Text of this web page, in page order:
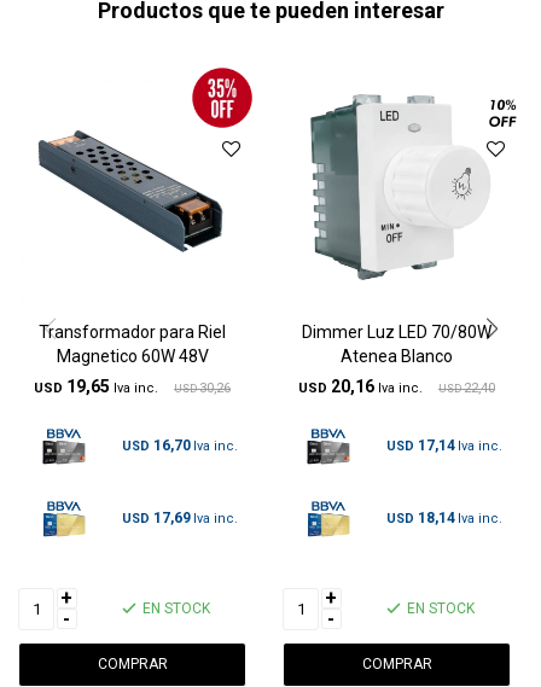
Productos que te pueden interesar
Transformador para Riel
Magnetico 60W 48V
USD 19,65 USD 30,26
USD 16,70
USD 17,69
+
-
EN STOCK
Dimmer Luz LED 70/80W
Atenea Blanco
USD 20,16 USD 22,40
USD 17,14
USD 18,14
+
-
EN STOCK